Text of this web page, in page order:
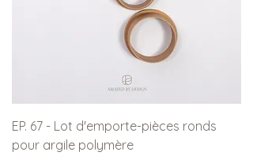
EP. 67 - Lot d'emporte-pièces ronds
pour argile polymère